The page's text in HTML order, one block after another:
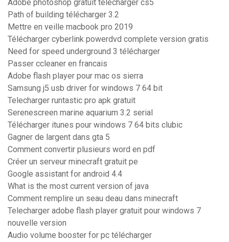
Adobe photoshop gratuit télécharger cs5
Path of building télécharger 3.2
Mettre en veille macbook pro 2019
Télécharger cyberlink powerdvd complete version gratis
Need for speed underground 3 télécharger
Passer ccleaner en francais
Adobe flash player pour mac os sierra
Samsung j5 usb driver for windows 7 64 bit
Telecharger runtastic pro apk gratuit
Serenescreen marine aquarium 3.2 serial
Télécharger itunes pour windows 7 64 bits clubic
Gagner de largent dans gta 5
Comment convertir plusieurs word en pdf
Créer un serveur minecraft gratuit pe
Google assistant for android 4.4
What is the most current version of java
Comment remplire un seau deau dans minecraft
Telecharger adobe flash player gratuit pour windows 7
nouvelle version
Audio volume booster for pc télécharger